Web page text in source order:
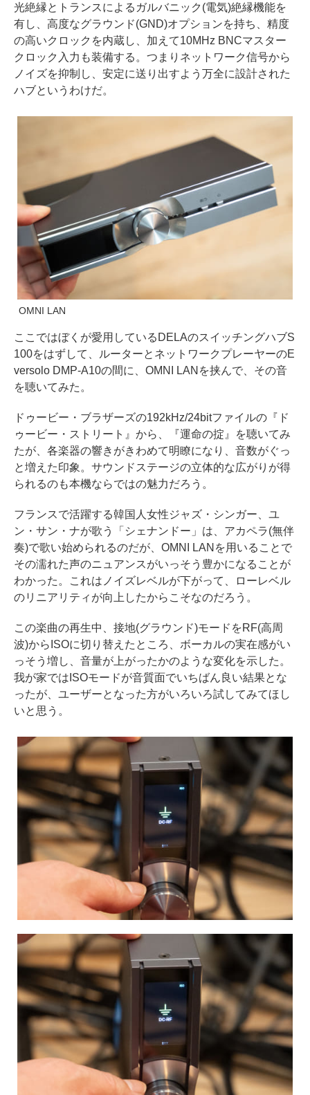
光絶縁とトランスによるガルバニック(電気)絶縁機能を
有し、高度なグラウンド(GND)オプションを持ち、精度
の高いクロックを内蔵し、加えて10MHz BNCマスター
クロック入力も装備する。つまりネットワーク信号から
ノイズを抑制し、安定に送り出すよう万全に設計された
ハブというわけだ。
OMNI LAN
ここではぼくが愛用しているDELAのスイッチングハブS
100をはずして、ルーターとネットワークプレーヤーのE
versolo DMP-A10の間に、OMNI LANを挟んで、その音
を聴いてみた。
ドゥービー・ブラザーズの192kHz/24bitファイルの『ド
ゥービー・ストリート』から、『運命の掟』を聴いてみ
たが、各楽器の響きがきわめて明瞭になり、音数がぐっ
と増えた印象。サウンドステージの立体的な広がりが得
られるのも本機ならではの魅力だろう。
フランスで活躍する韓国人女性ジャズ・シンガー、ユ
ン・サン・ナが歌う「シェナンドー」は、アカペラ(無伴
奏)で歌い始められるのだが、OMNI LANを用いることで
その濡れた声のニュアンスがいっそう豊かになることが
わかった。これはノイズレベルが下がって、ローレベル
のリニアリティが向上したからこそなのだろう。
この楽曲の再生中、接地(グラウンド)モードをRF(高周
波)からISOに切り替えたところ、ボーカルの実在感がい
っそう増し、音量が上がったかのような変化を示した。
我が家ではISOモードが音質面でいちばん良い結果とな
ったが、ユーザーとなった方がいろいろ試してみてほし
いと思う。